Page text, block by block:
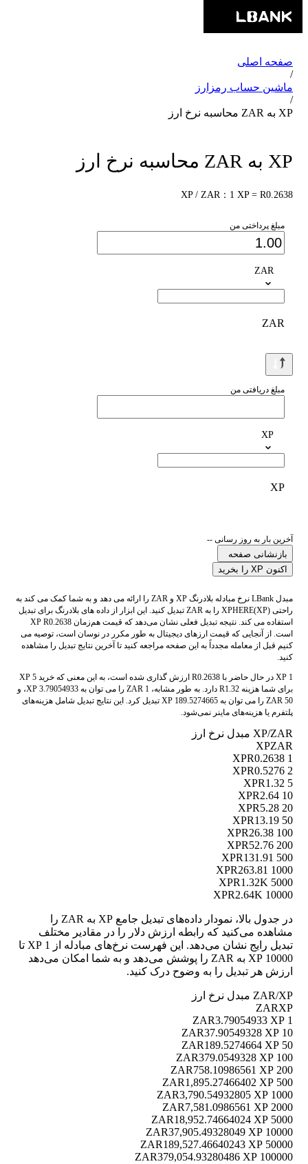
صفحه اصلی
/
ماشین حساب رمزارز
/
XP به ZAR محاسبه نرخ ارز
XP به ZAR محاسبه نرخ ارز
XP / ZAR：1 XP = R0.2638
مبلغ پرداختی من
ZAR
ZAR
مبلغ دریافتی من
XP
XP
آخرین بار به روز رسانی --
بازنشانی صفحه
اکنون XP را بخرید
مبدل LBank نرخ مبادله بلادرنگ XP و ZAR را ارائه می دهد و به شما کمک می کند به
راحتی XPHERE(XP) را به ZAR تبدیل کنید. این ابزار از داده های بلادرنگ برای تبدیل
استفاده می کند. نتیجه تبدیل فعلی نشان می‌دهد که قیمت هم‌زمان XP R0.2638
است. از آنجایی که قیمت ارزهای دیجیتال به طور مکرر در نوسان است، توصیه می
کنیم قبل از معامله مجدداً به این صفحه مراجعه کنید تا آخرین نتایج تبدیل را مشاهده
کنید.
1 XP در حال حاضر با R0.2638 ارزش گذاری شده است، به این معنی که خرید 5 XP
برای شما هزینه R1.32 دارد. به طور مشابه، 1 ZAR را می توان به 3.79054933 XP، و
50 ZAR را می توان به 189.5274665 XP تبدیل کرد. این نتایج تبدیل شامل هزینه‌های
پلتفرم یا هزینه‌های ماینر نمی‌شود.
XP/ZAR مبدل نرخ ارز
XPZAR
1 XP
R0.2638
2 XP
R0.5276
5 XP
R1.32
10 XP
R2.64
20 XP
R5.28
50 XP
R13.19
100 XP
R26.38
200 XP
R52.76
500 XP
R131.91
1000 XP
R263.81
5000 XP
R1.32K
10000 XP
R2.64K
در جدول بالا، نمودار داده‌های تبدیل جامع XP به ZAR را
مشاهده می‌کنید که رابطه ارزش دلار را در مقادیر مختلف
تبدیل رایج نشان می‌دهد. این فهرست نرخ‌های مبادله از 1 XP تا
10000 XP به ZAR را پوشش می‌دهد و به شما امکان می‌دهد
ارزش هر تبدیل را به وضوح درک کنید.
ZAR/XP مبدل نرخ ارز
ZARXP
1 ZAR
3.79054933 XP
10 ZAR
37.90549328 XP
50 ZAR
189.5274664 XP
100 ZAR
379.0549328 XP
200 ZAR
758.10986561 XP
500 ZAR
1,895.27466402 XP
1000 ZAR
3,790.54932805 XP
2000 ZAR
7,581.0986561 XP
5000 ZAR
18,952.74664024 XP
10000 ZAR
37,905.49328049 XP
50000 ZAR
189,527.46640243 XP
100000 ZAR
379,054.93280486 XP